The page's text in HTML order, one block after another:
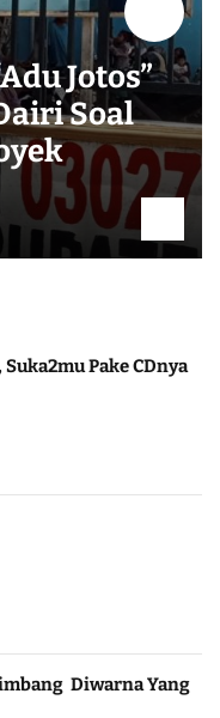
Jotos”
Soal
Pake CDnya
Diwarna Yang